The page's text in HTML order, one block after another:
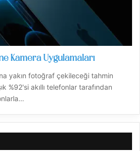
Kamera Uygulamaları
yakın fotoğraf çekileceği tahmin
%92'si akıllı telefonlar tarafından